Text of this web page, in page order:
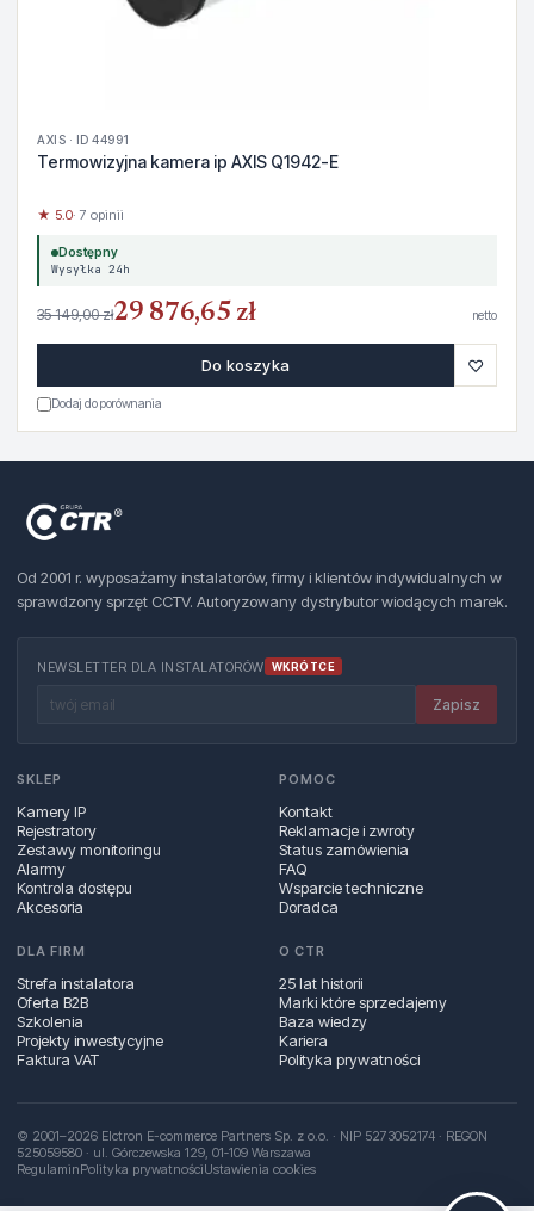
AXIS · ID 44991
Termowizyjna kamera ip AXIS Q1942-E
★ 5.0· 7 opinii
Dostępny
Wysyłka 24h
35 149,00 zł29 876,65 zł netto
Do koszyka ♡
Dodaj do porównania
Od 2001 r. wyposażamy instalatorów, firmy i klientów indywidualnych w
sprawdzony sprzęt CCTV. Autoryzowany dystrybutor wiodących marek.
NEWSLETTER DLA INSTALATORÓW WKRÓTCE
Zapisz
SKLEP
Kamery IP
Rejestratory
Zestawy monitoringu
Alarmy
Kontrola dostępu
Akcesoria
POMOC
Kontakt
Reklamacje i zwroty
Status zamówienia
FAQ
Wsparcie techniczne
Doradca
DLA FIRM
Strefa instalatora
Oferta B2B
Szkolenia
Projekty inwestycyjne
Faktura VAT
O CTR
25 lat historii
Marki które sprzedajemy
Baza wiedzy
Kariera
Polityka prywatności
© 2001–2026 Elctron E-commerce Partners Sp. z o.o. · NIP 5273052174 · REGON
525059580 · ul. Górczewska 129, 01‑109 Warszawa
RegulaminPolityka prywatnościUstawienia cookies